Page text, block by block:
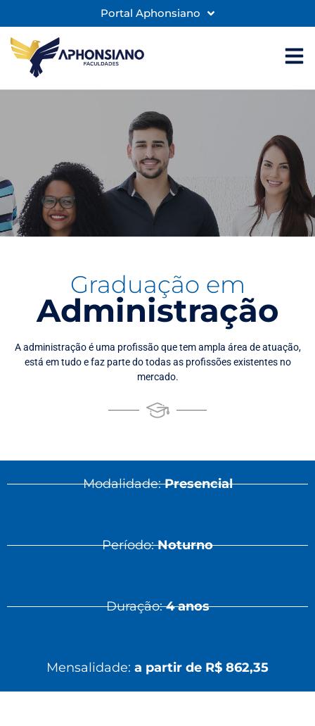
Portal Aphonsiano
Graduação em
Administração
A administração é uma profissão que tem ampla área de atuação,
está em tudo e faz parte do todas as profissões existentes no
mercado.
Modalidade:Presencial
Período:Noturno
Duração:4 anos
Mensalidade: a partir de R$ 862,35